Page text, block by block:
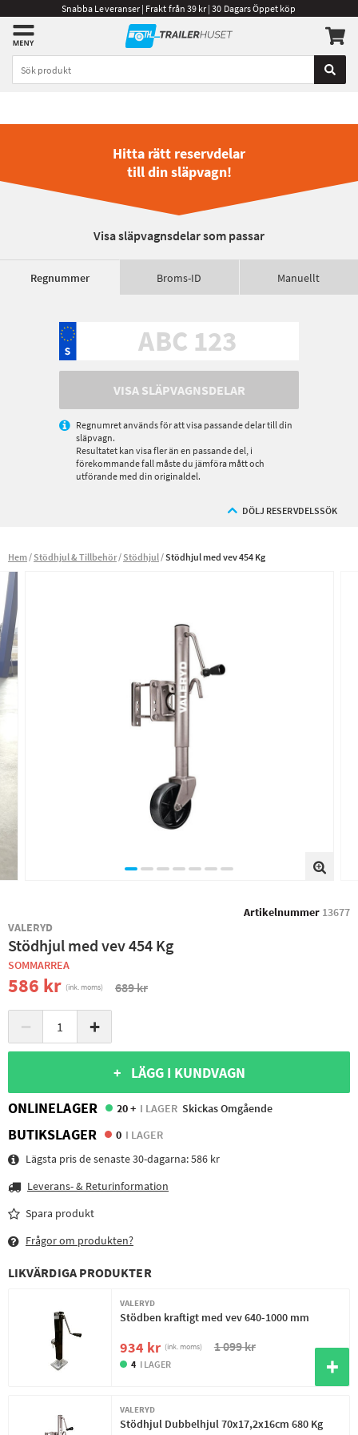
Snabba Leveranser | Frakt från 39 kr | 30 Dagars Öppet köp
Hitta rätt reservdelar
till din släpvagn!
Visa släpvagnsdelar som passar
Regnummer Broms-ID Manuellt
VISA SLÄPVAGNSDELAR
Regnumret används för att visa passande delar till din
släpvagn.
Resultatet kan visa fler än en passande del, i
förekommande fall måste du jämföra mått och
utförande med din originaldel.
DÖLJ RESERVDELSSÖK
Hem Stödhjul & Tillbehör Stödhjul Stödhjul med vev 454 Kg
Artikelnummer 13677
VALERYD
Stödhjul med vev 454 Kg
SOMMARREA
586 kr (ink. moms) 689 kr
− +
+ LÄGG I KUNDVAGN
ONLINELAGER
20 + I LAGER Skickas Omgående
BUTIKSLAGER 0 I LAGER
Lägsta pris de senaste 30-dagarna:586 kr
Leverans- & Returinformation
Spara produkt
Frågor om produkten?
LIKVÄRDIGA PRODUKTER
VALERYD
Stödben kraftigt med vev 640-1000 mm
934 kr (ink. moms) 1 099 kr
4 I LAGER
VALERYD
Stödhjul Dubbelhjul 70x17,2x16cm 680 Kg